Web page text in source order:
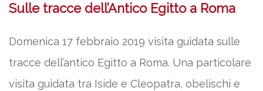
Sulle tracce dell’Antico Egitto a Roma
Domenica 17 febbraio 2019 visita guidata sulle
tracce dell’antico Egitto a Roma. Una particolare
visita guidata tra Iside e Cleopatra, obelischi e